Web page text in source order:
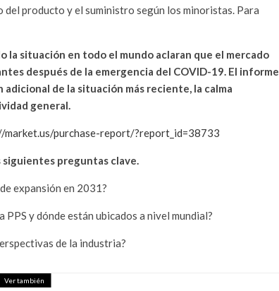
producto y el suministro según los minoristas. Para
la situación en todo el mundo aclaran que el mercado
después de la emergencia del COVID-19. El informe
de la situación más reciente, la calma
general.
market.us/purchase-report/?report_id=38733
siguientes preguntas clave.
expansión en 2031?
y dónde están ubicados a nivel mundial?
de la industria?
Ver también